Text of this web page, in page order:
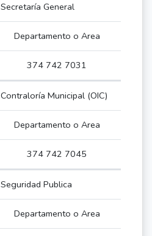
Secretaría General
Departamento o Area
374 742 7031
Contraloría Municipal (OIC)
Departamento o Area
374 742 7045
Seguridad Publica
Departamento o Area